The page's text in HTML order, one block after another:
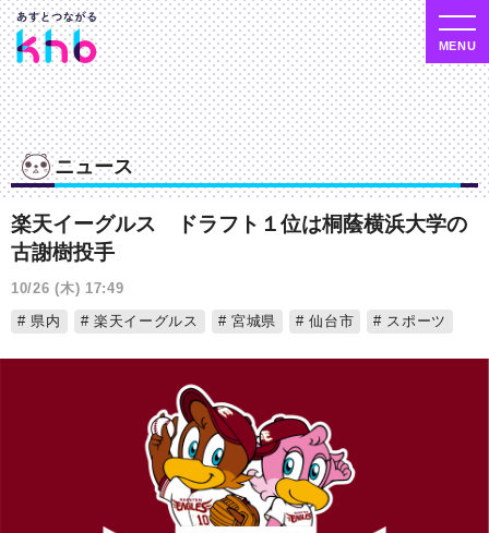
ニュース
楽天イーグルス ドラフト１位は桐蔭横浜大学の
古謝樹投手
10/26 (木) 17:49
県内
楽天イーグルス 宮城県 仙台市 スポーツ